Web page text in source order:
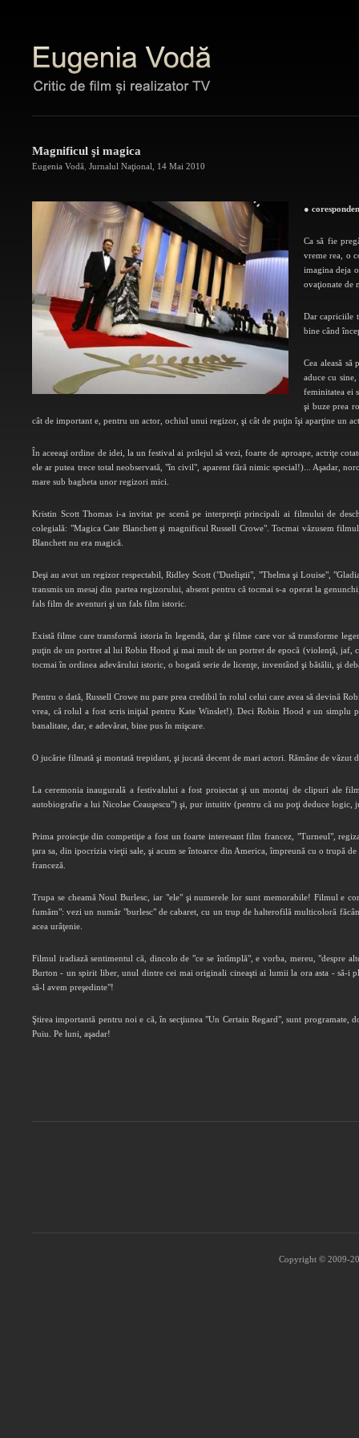
Magnificul şi magica
Eugenia Vodă Jurnalul Naţional 14 Mai 2010
●
Ca să fie
vreme rea, o
imagina deja
ovaţionate de
Dar capriciile
bine când
Cea aleasă
aduce cu
feminitatea ei
şi buze prea
cât de important e, pentru un actor, ochiul unui regizor, şi cât de puţin îşi aparţine un
În aceeaşi ordine de idei, la un festival ai prilejul să vezi, foarte de aproape, actriţe
ele ar putea trece total neobservată, "în civil", aparent fără nimic special!)... Aşadar,
mare sub bagheta unor regizori mici.
Kristin Scott Thomas i-a invitat pe scenă pe interpreţii principali ai filmului de
colegială: "Magica Cate Blanchett şi magnificul Russell Crowe". Tocmai văzusem
Blanchett nu era magică.
Deşi au avut un regizor respectabil, Ridley Scott ("Dueliştii", "Thelma şi Louise",
transmis un mesaj din partea regizorului, absent pentru că tocmai s-a operat la
fals film de aventuri şi un fals film istoric.
Există filme care transformă istoria în legendă, dar şi filme care vor să transforme
puţin de un portret al lui Robin Hood şi mai mult de un portret de epocă (violenţă, jaf,
tocmai în ordinea adevărului istoric, o bogată serie de licenţe, inventând şi bătălii, şi
Pentru o dată, Russell Crowe nu pare prea credibil în rolul celui care avea să devină
vrea, că rolul a fost scris iniţial pentru Kate Winslet!). Deci Robin Hood e un simplu
banalitate, dar, e adevărat, bine pus în mişcare.
O jucărie filmată şi montată trepidant, şi jucată decent de mari actori. Rămâne de văzut
La ceremonia inaugurală a festivalului a fost proiectat şi un montaj de clipuri ale
autobiografie a lui Nicolae Ceauşescu") şi, pur intuitiv (pentru că nu poţi deduce logic,
Prima proiecţie din competiţie a fost un foarte interesant film francez, "Turneul",
ţara sa, din ipocrizia vieţii sale, şi acum se întoarce din America, împreună cu o trupă
franceză.
Trupa se cheamă Noul Burlesc, iar "ele" şi numerele lor sunt memorabile! Filmul e
fumăm": vezi un număr "burlesc" de cabaret, cu un trup de halterofilă multicoloră
acea urâţenie.
Filmul iradiază sentimentul că, dincolo de "ce se întîmplă", e vorba, mereu, "despre
Burton - un spirit liber, unul dintre cei mai originali cineaşti ai lumii la ora asta - să-
să-l avem preşedinte"!
Ştirea importantă pentru noi e că, în secţiunea "Un Certain Regard", sunt
Puiu. Pe luni, aşadar!
Copyright © 2009-